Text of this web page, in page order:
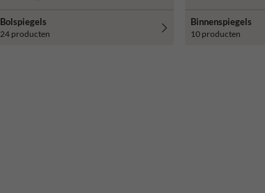
Bolspiegels
24 producten
Binnenspiegels
10 producten